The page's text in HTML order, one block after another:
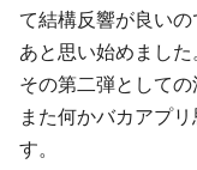
て結構反響が良い
あと思い始めました
その第二弾としての
また何かバカアプ
す。